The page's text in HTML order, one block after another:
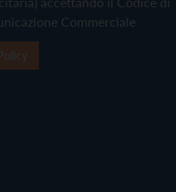
Commerciale